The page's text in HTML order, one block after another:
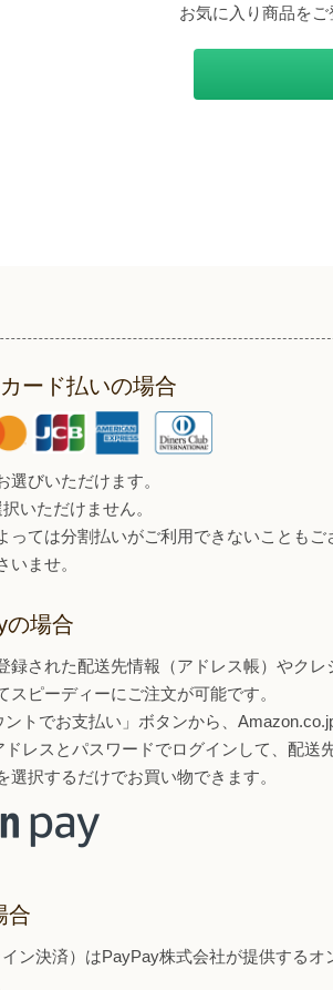
お気に入り商品を
ード払いの場合
選びいただけます。
いただけません。
ては分割払いがご利用できないこともご
いませ。
の場合
録された配送先情報（アドレス帳）やクレ
スピーディーにご注文が可能です。
ントでお支払い」ボタンから、
レスとパスワードでログインして、配送
選択するだけでお買い物できます。
合
ン決済）はPayPay株式会社が提供するオ